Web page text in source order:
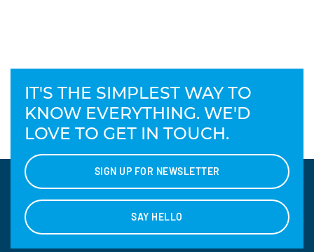
IT'S THE SIMPLEST WAY TO
KNOW EVERYTHING. WE'D
LOVE TO GET IN TOUCH.
SIGN UP FOR NEWSLETTER
SAY HELLO